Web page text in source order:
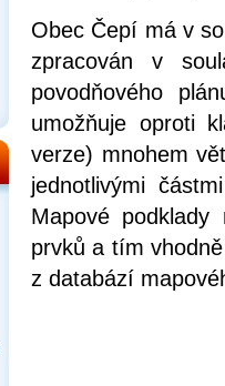
Obec Čepí má v
zpracován v
povodňového
umožňuje oproti
verze) mnohem
jednotlivými
Mapové podklady
prvků a tím
z databází